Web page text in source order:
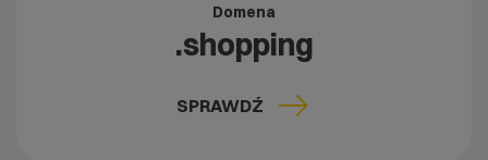
Domena
.shopping
SPRAWDŹ